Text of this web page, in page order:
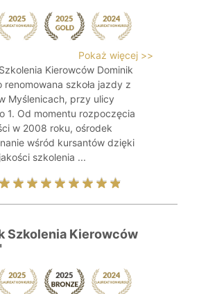
Pokaż więcej >>
Kierowców Dominik
renomowana szkoła jazdy z
Myślenicach, przy ulicy
1. Od momentu rozpoczęcia
w 2008 roku, ośrodek
wśród kursantów dzięki
szkolenia ...
Szkolenia Kierowców